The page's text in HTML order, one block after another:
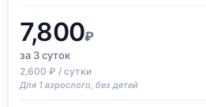
7,800₽
за 3суток
2,600 ₽ / сутки
Для 1 взрослого, без детей